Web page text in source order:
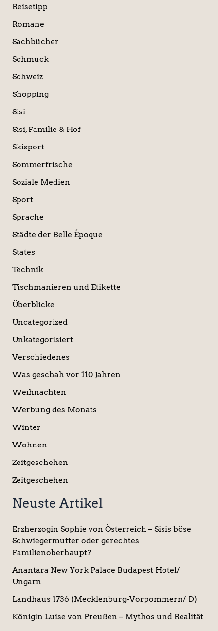
Reisetipp
Romane
Sachbücher
Schmuck
Schweiz
Shopping
Sisi
Sisi, Familie & Hof
Skisport
Sommerfrische
Soziale Medien
Sport
Sprache
Städte der Belle Époque
States
Technik
Tischmanieren und Etikette
Überblicke
Uncategorized
Unkategorisiert
Verschiedenes
Was geschah vor 110 Jahren
Weihnachten
Werbung des Monats
Winter
Wohnen
Zeitgeschehen
Zeitgeschehen
Neuste Artikel
Erzherzogin Sophie von Österreich – Sisis böse
Schwiegermutter oder gerechtes
Familienoberhaupt?
Anantara New York Palace Budapest Hotel/
Ungarn
Landhaus 1736 (Mecklenburg-Vorpommern/ D)
Königin Luise von Preußen – Mythos und Realität